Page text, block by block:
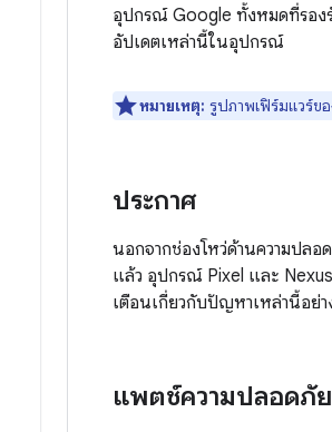
อุปกรณ์ Google ทั้งหมดที่รอง
อัปเดตเหล่านี้ในอุปกรณ์
หมายเหตุ: รูปภาพเฟิร์มแวร์
ประกาศ
นอกจากช่องโหว่ด้านความปลอ
แล้ว อุปกรณ์ Pixel และ
เตือนเกี่ยวกับปัญหาเหล่านี้อย่
แพตช์ความปลอดภัย